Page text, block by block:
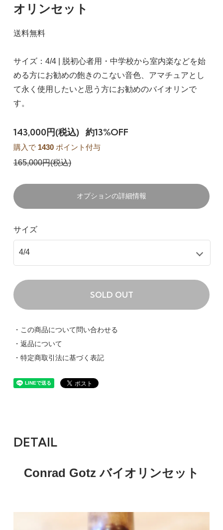
オリンセット
送料無料
サイズ：4/4 | 脱初心者用・中学校から室内楽などを始
める方にお勧めの飽きのこない音色、アマチュアとし
て永く使用したいと思う方にお勧めのバイオリンで
す。
143,000円(税込) 約13%OFF
購入で 1430ポイント付与
165,000円(税込)
オプションの詳細情報
サイズ
SOLD OUT
・この商品について問い合わせる
・返品について
・特定商取引法に基づく表記
DETAIL
Conrad Gotz バイオリンセット